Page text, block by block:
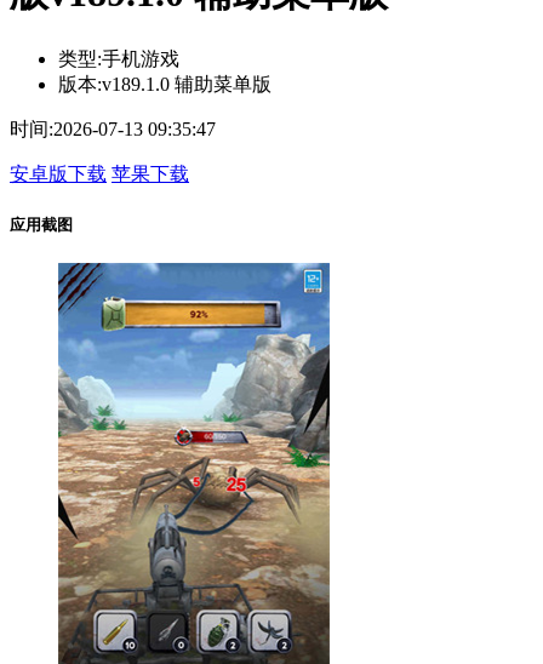
类型:手机游戏
版本:v189.1.0 辅助菜单版
时间:2026-07-13 09:35:47
安卓版下载 苹果下载
应用截图